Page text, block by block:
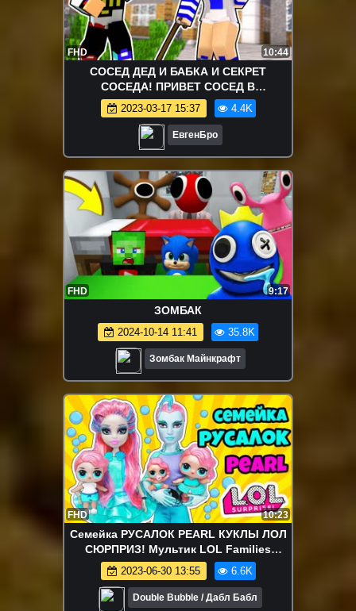
FHD 10:44
СОСЕД ДЕД И БАБКА И СЕКРЕТ
СОСЕДА! ПРИВЕТ СОСЕД В
МАЙНКРАФТЕ! HELLO NEIGHBOUR IN
MINECRAFT ROLEPLAY
2023-03-17 15:37 4.4K
ЕвгенБро
FHD 9:17
ЗОМБАК
2024-10-14 11:41 35.8K
Зомбак Майнкрафт
FHD 10:23
Семейка РУСАЛОК PEARL КУКЛЫ ЛОЛ
СЮРПРИЗ! Мультик LOL Families
Surprise Распаковка toys for kids
2023-06-30 13:55 6.6K
Double Bubble / Дабл Бабл